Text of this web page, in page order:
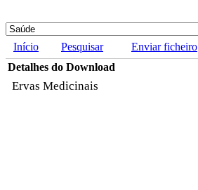
Início Pesquisar Enviar ficheiro
Detalhes do Download
Ervas Medicinais